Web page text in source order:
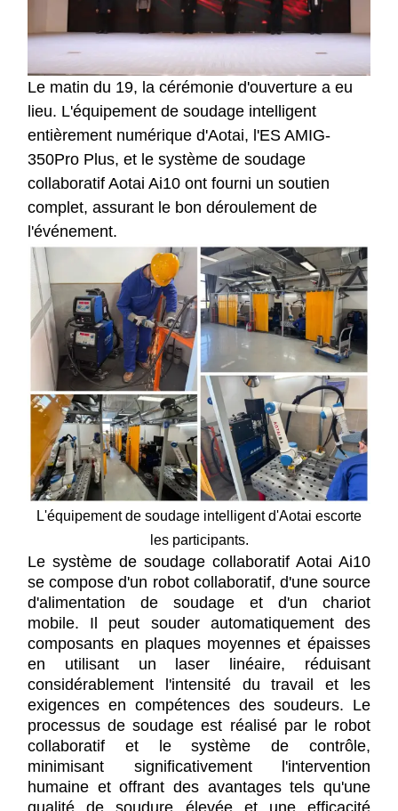
Le matin du 19, la cérémonie d'ouverture a eu
lieu. L'équipement de soudage intelligent
entièrement numérique d'Aotai, l'ES AMIG-
350Pro Plus, et le système de soudage
collaboratif Aotai Ai10 ont fourni un soutien
complet, assurant le bon déroulement de
l'événement.
L'équipement de soudage intelligent d'Aotai escorte
les participants.
Le système de soudage collaboratif Aotai Ai10
se compose d'un robot collaboratif, d'une source
d'alimentation de soudage et d'un chariot
mobile. Il peut souder automatiquement des
composants en plaques moyennes et épaisses
en utilisant un laser linéaire, réduisant
considérablement l'intensité du travail et les
exigences en compétences des soudeurs. Le
processus de soudage est réalisé par le robot
collaboratif et le système de contrôle,
minimisant significativement l'intervention
humaine et offrant des avantages tels qu'une
qualité de soudure élevée et une efficacité